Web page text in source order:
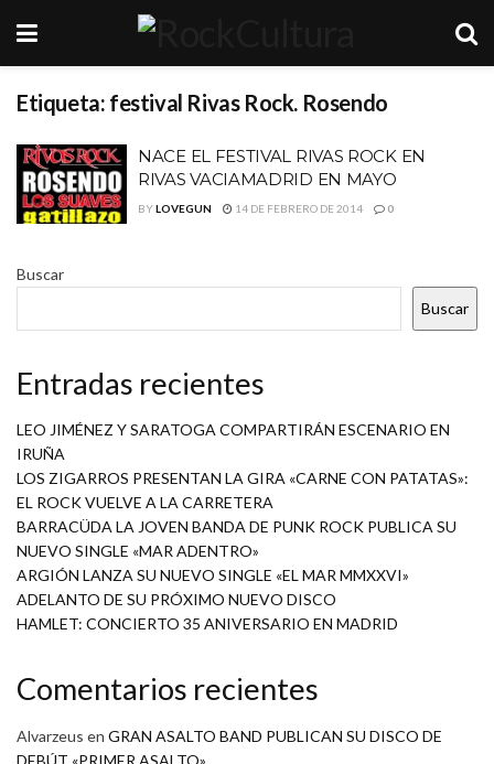
Etiqueta: festival Rivas Rock. Rosendo
NACE EL FESTIVAL RIVAS ROCK EN
RIVAS VACIAMADRID EN MAYO
BYLOVEGUN 14 DE FEBRERO DE 2014 0
Buscar
Buscar
Entradas recientes
LEO JIMÉNEZ Y SARATOGA COMPARTIRÁN ESCENARIO EN
IRUÑA
LOS ZIGARROS PRESENTAN LA GIRA «CARNE CON PATATAS»:
EL ROCK VUELVE A LA CARRETERA
BARRACÜDA LA JOVEN BANDA DE PUNK ROCK PUBLICA SU
NUEVO SINGLE «MAR ADENTRO»
ARGIÓN LANZA SU NUEVO SINGLE «EL MAR MMXXVI»
ADELANTO DE SU PRÓXIMO NUEVO DISCO
HAMLET: CONCIERTO 35 ANIVERSARIO EN MADRID
Comentarios recientes
Alvarzeus en GRAN ASALTO BAND PUBLICAN SU DISCO DE
DEBÚT «PRIMER ASALTO»